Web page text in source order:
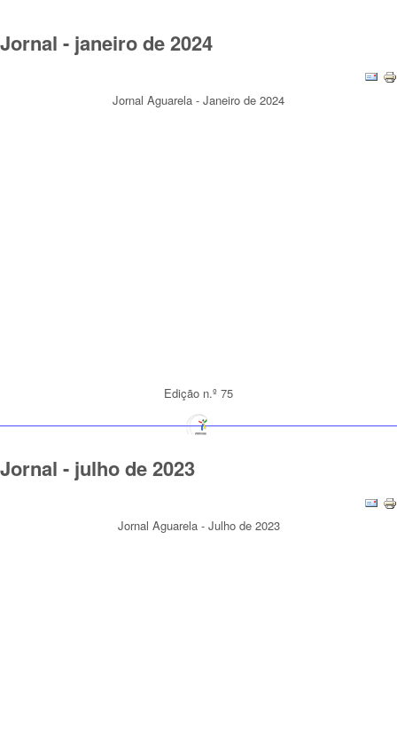
Jornal - janeiro de 2024
Jornal Aguarela - Janeiro de 2024
Edição n.º 75
Jornal - julho de 2023
Jornal Aguarela - Julho de 2023